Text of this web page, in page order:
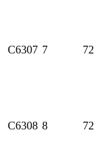
C6307 7 72
C6308 8 72